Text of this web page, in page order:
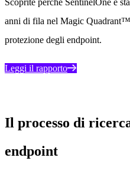
Scoprite perché SentinelOne è
anni di fila nel Magic
protezione degli endpoint.
Leggi il rapporto
Il processo di
endpoint